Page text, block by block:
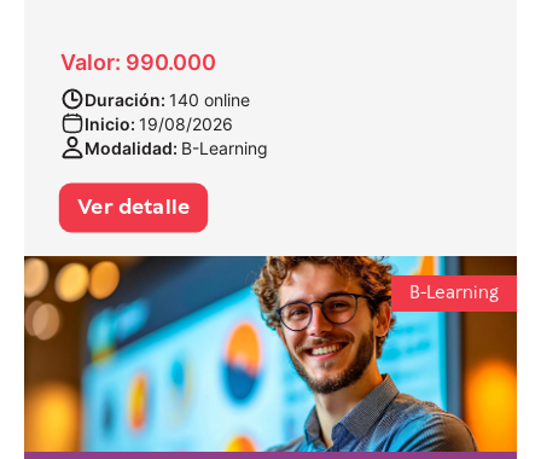
Valor: 990.000
Duración: 140 online
Inicio: 19/08/2026
Modalidad: B-Learning
Ver detalle
B-Learning